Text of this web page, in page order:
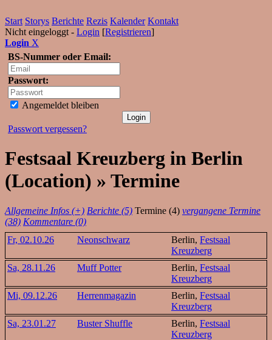
Start Storys Berichte Rezis Kalender Kontakt
Nicht eingeloggt - Login [Registrieren]
Login X
BS-Nummer oder Email:
Passwort:
Angemeldet bleiben
Passwort vergessen?
Festsaal Kreuzberg in Berlin
(Location) » Termine
Allgemeine Infos (+) Berichte (5) Termine (4) vergangene Termine
(38) Kommentare (0)
Fr, 02.10.26
Neonschwarz Berlin, Festsaal
Kreuzberg
Sa, 28.11.26
Muff Potter Berlin, Festsaal
Kreuzberg
Mi, 09.12.26
Herrenmagazin Berlin, Festsaal
Kreuzberg
Sa, 23.01.27
Buster Shuffle Berlin, Festsaal
Kreuzberg